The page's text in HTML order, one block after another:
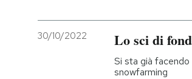
30/10/2022 Lo sci di
Si sta già
snowfarming